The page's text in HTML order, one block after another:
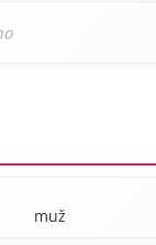
muž